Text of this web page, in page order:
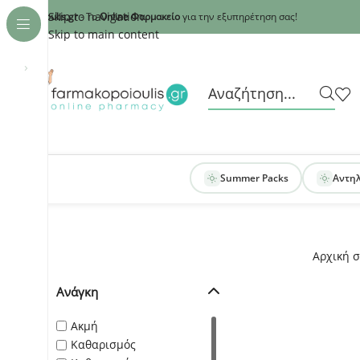
Skip to navigation
Skip to main content
›
- ΤοOnline Φαρμακείογια την εξυπηρέτηση σας!
Summer Packs
Ανάγκη
Ακμή
Καθαρισμός
Αρχική